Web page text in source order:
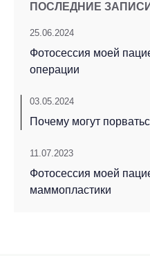
ПОСЛЕДНИЕ ЗАПИСИ
25.06.2024
Фотосессия моей
операции
03.05.2024
Почему могут
11.07.2023
Фотосессия моей
маммопластики